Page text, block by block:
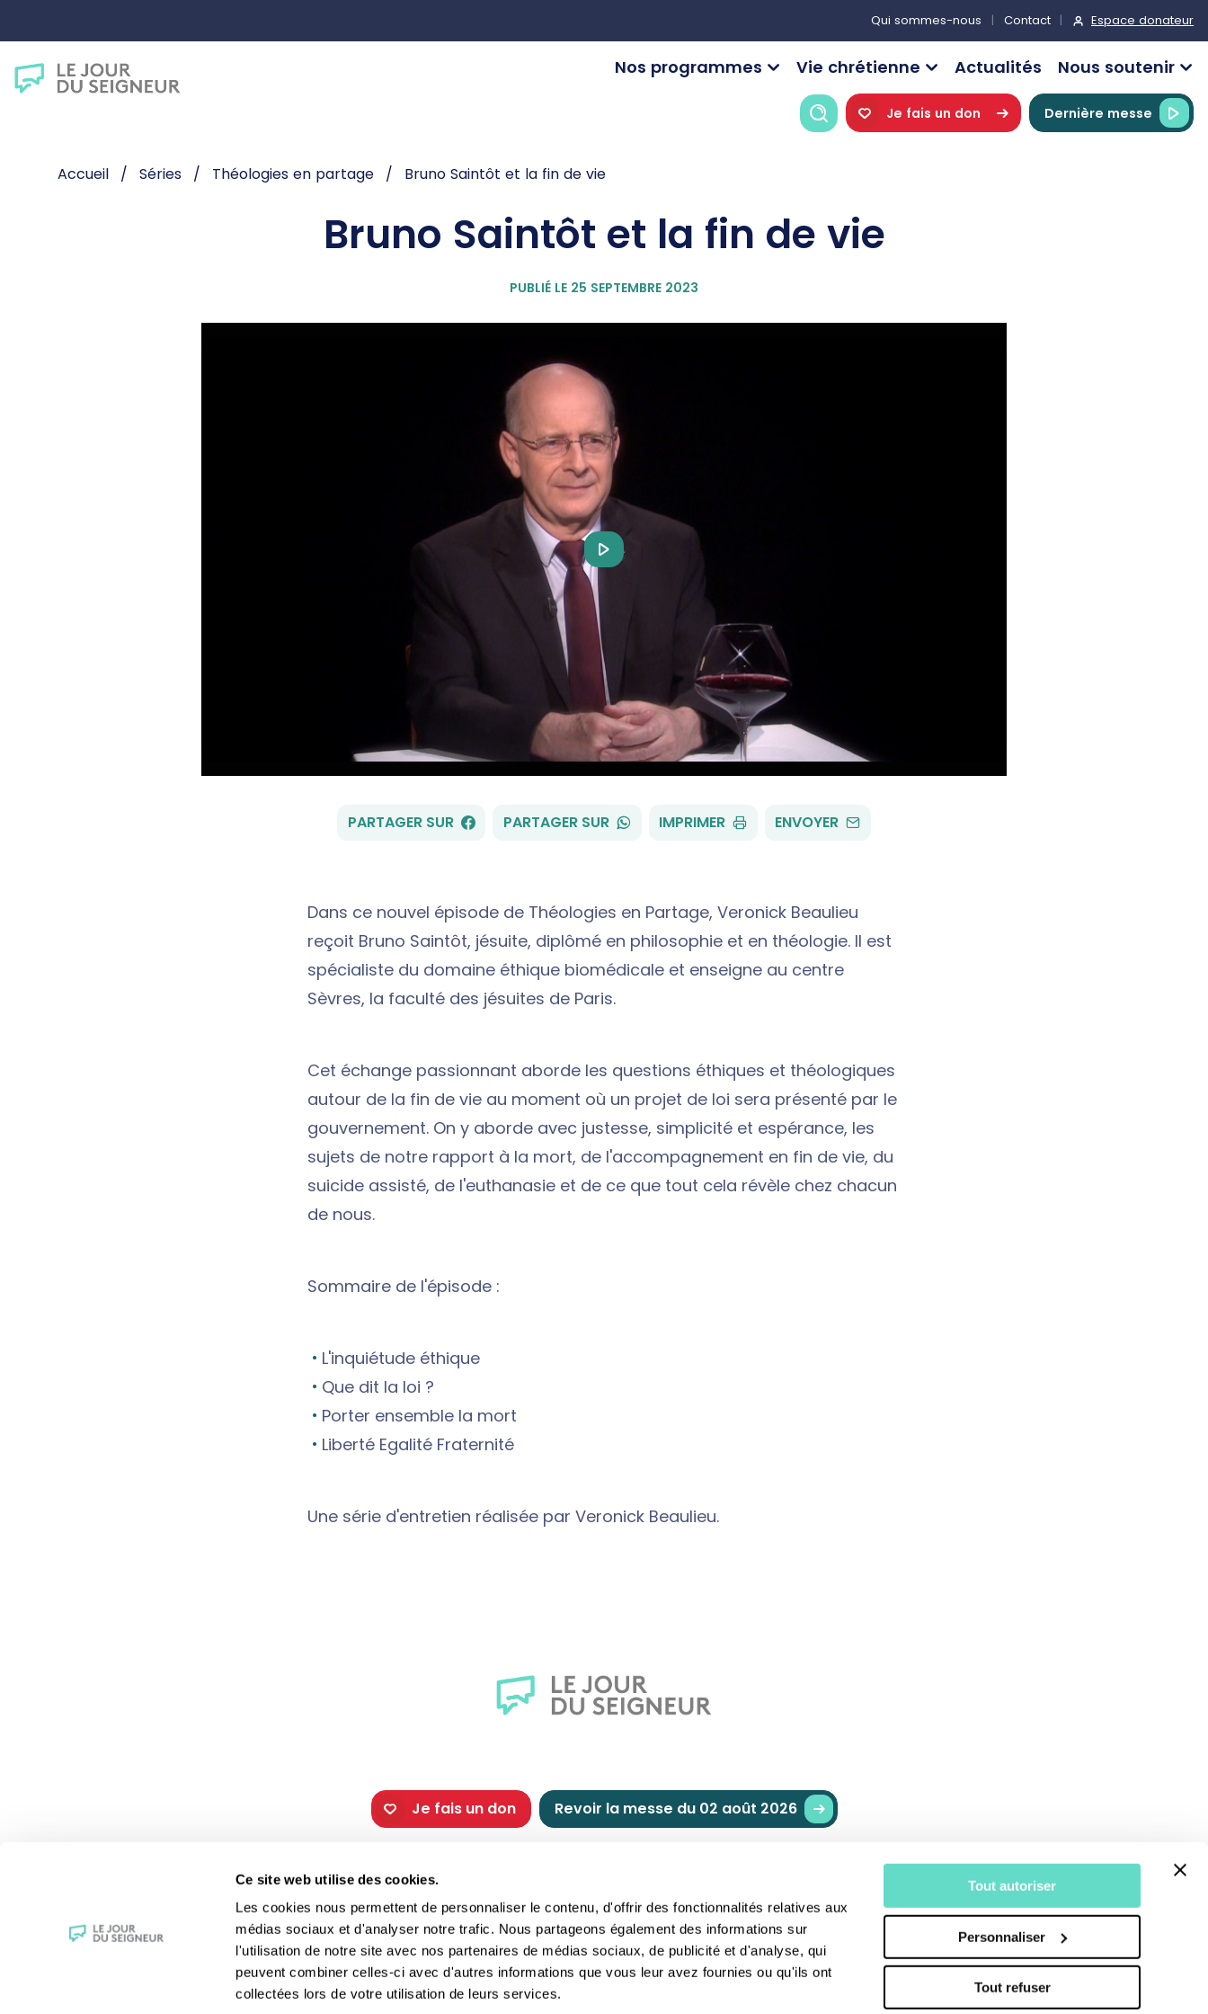
Ce site web utilise des cookies.
Les cookies nous permettent de personnaliser le contenu, d'offrir des fonctionnalités relatives aux
médias sociaux et d'analyser notre trafic. Nous partageons également des informations sur
l'utilisation de notre site avec nos partenaires de médias sociaux, de publicité et d'analyse, qui
peuvent combiner celles-ci avec d'autres informations que vous leur avez fournies ou qu'ils ont
collectées lors de votre utilisation de leurs services.
Tout autoriser
Personnaliser
Tout refuser
Qui sommes-nous Contact Espace donateur
Nos programmes Vie chrétienne Actualités Nous soutenir
RechercheJe fais un don Dernière messe
Accueil Séries Théologies en partage Bruno Saintôt et la fin de vie
Bruno Saintôt et la fin de vie
PUBLIÉ LE 25 SEPTEMBRE 2023
Video
PARTAGER SUR FACEBOOK
PARTAGER SUR WHATSAPP
IMPRIMER ENVOYER PAR
Dans ce nouvel épisode de Théologies en Partage, Veronick Beaulieu
reçoit Bruno Saintôt, jésuite, diplômé en philosophie et en théologie. Il est
spécialiste du domaine éthique biomédicale et enseigne au centre
Sèvres, la faculté des jésuites de Paris.
Cet échange passionnant aborde les questions éthiques et théologiques
autour de la fin de vie au moment où un projet de loi sera présenté par le
gouvernement. On y aborde avec justesse, simplicité et espérance, les
sujets de notre rapport à la mort, de l'accompagnement en fin de vie, du
suicide assisté, de l'euthanasie et de ce que tout cela révèle chez chacun
de nous.
Sommaire de l'épisode :
L'inquiétude éthique
Que dit la loi ?
Porter ensemble la mort
Liberté Egalité Fraternité
Une série d'entretien réalisée par Veronick Beaulieu.
Je fais un don Revoir la messe du 02 août 2026
La messe
Magazine Le Jour du Seigneur
Les fêtes chrétiennes
Les saints du jour
La Bible
Les sacrements
Le patrimoine religieux
Comment nous soutenir
Faire un don
Réduction d’impôt
Philanthropie
RESTER INFORMÉ
Actualités
Recevoir nos newsletters
S’abonner au Bulletin
Qui sommes-nous